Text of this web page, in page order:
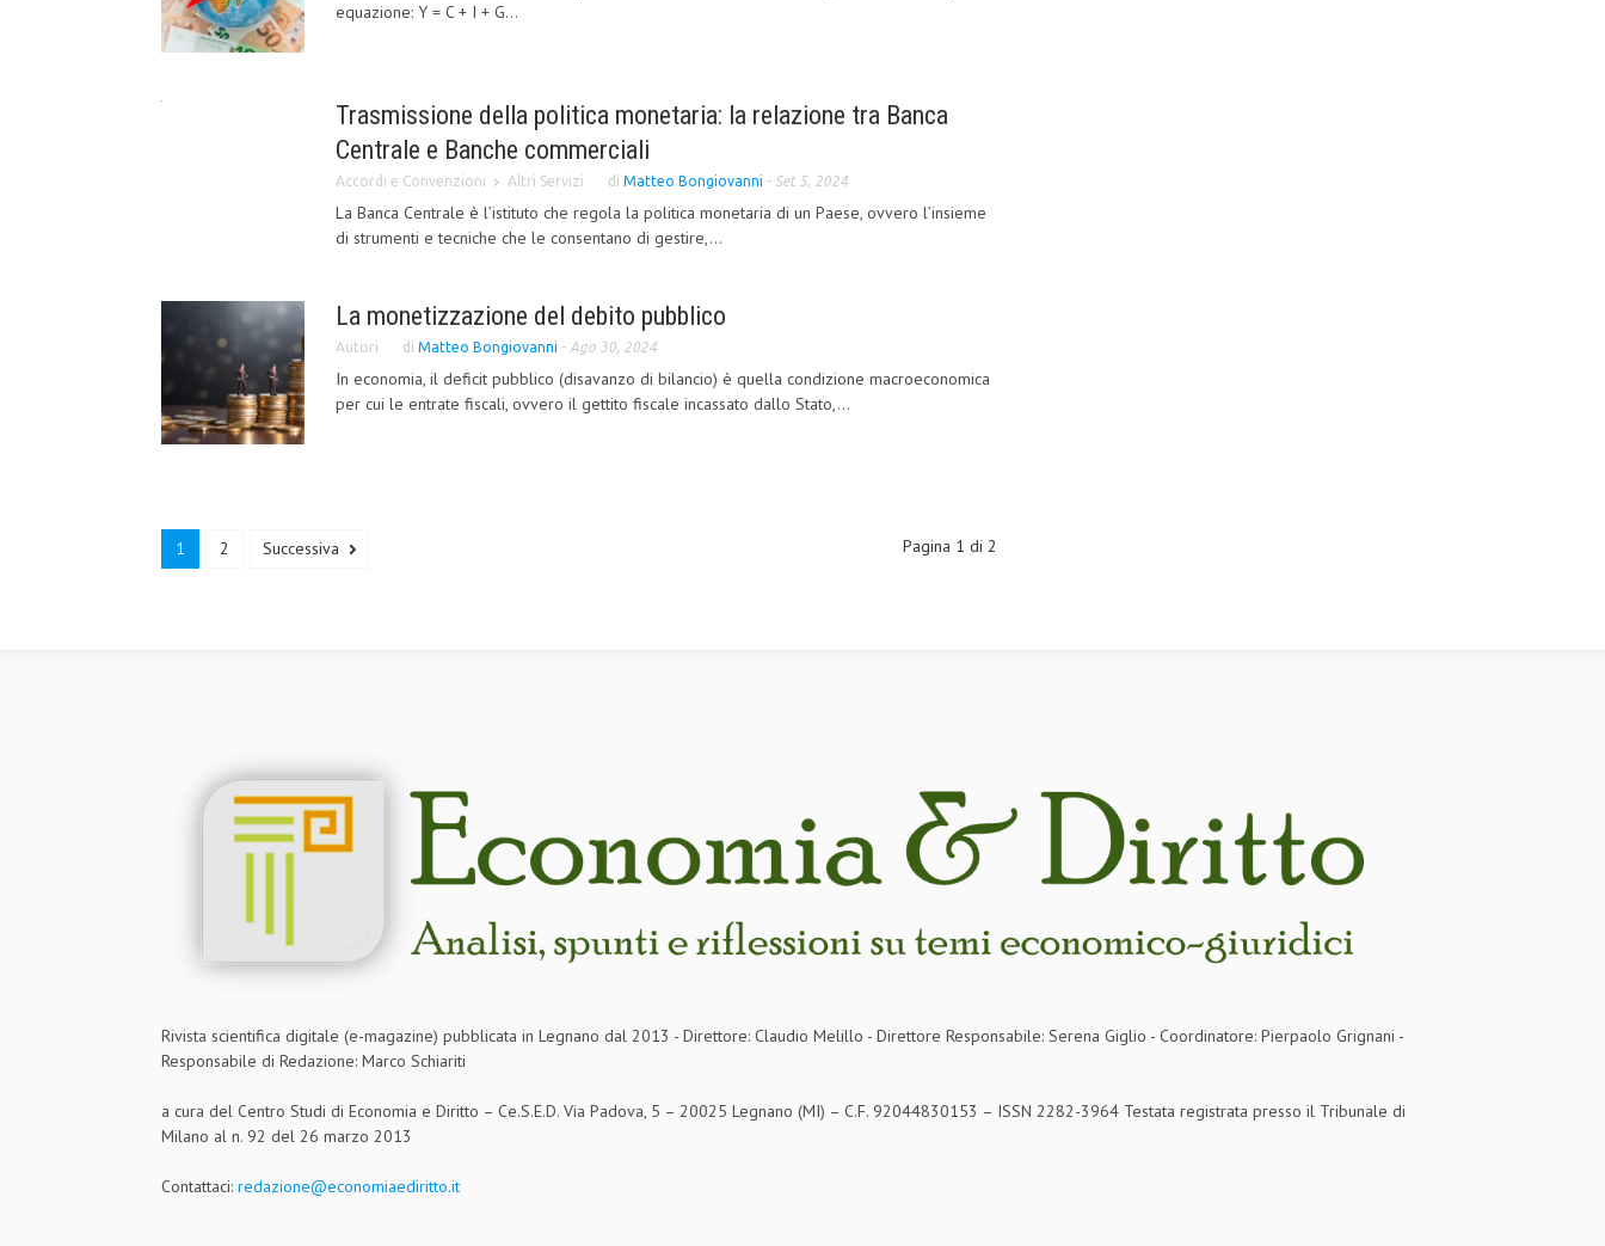
equazione: Y = C + I + G...
Trasmissione della politica monetaria: la relazione tra Banca
Centrale e Banche commerciali
Accordi e Convenzioni Altri Servizi di Matteo Bongiovanni - Set 5, 2024
La Banca Centrale è l’istituto che regola la politica monetaria di un Paese, ovvero l’insieme
di strumenti e tecniche che le consentano di gestire,...
La monetizzazione del debito pubblico
Autori di Matteo Bongiovanni - Ago 30, 2024
In economia, il deficit pubblico (disavanzo di bilancio) è quella condizione macroeconomica
per cui le entrate fiscali, ovvero il gettito fiscale incassato dallo Stato,...
1 2 Successiva Pagina 1 di 2
Rivista scientifica digitale (e-magazine) pubblicata in Legnano dal 2013 - Direttore: Claudio Melillo - Direttore Responsabile: Serena Giglio - Coordinatore: Pierpaolo Grignani -
Responsabile di Redazione: Marco Schiariti
a cura del Centro Studi di Economia e Diritto – Ce.S.E.D. Via Padova, 5 – 20025 Legnano (MI) – C.F. 92044830153 – ISSN 2282-3964 Testata registrata presso il Tribunale di
Milano al n. 92 del 26 marzo 2013
Contattaci: redazione@economiaediritto.it